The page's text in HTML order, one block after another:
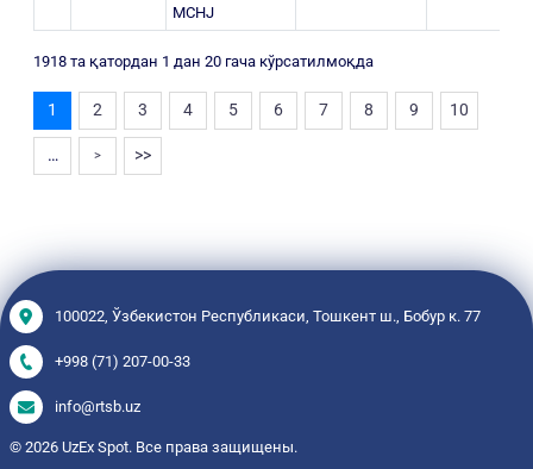
MCHJ
1918 та қатордан 1 дан 20 гача кўрсатилмоқда
1 2 3 4 5 6 7 8 9 10
… > >>
100022, Ўзбекистон Республикаси, Тошкент ш., Бобур к. 77
+998 (71) 207-00-33
info@rtsb.uz
© 2026 UzEx Spot. Все права защищены.